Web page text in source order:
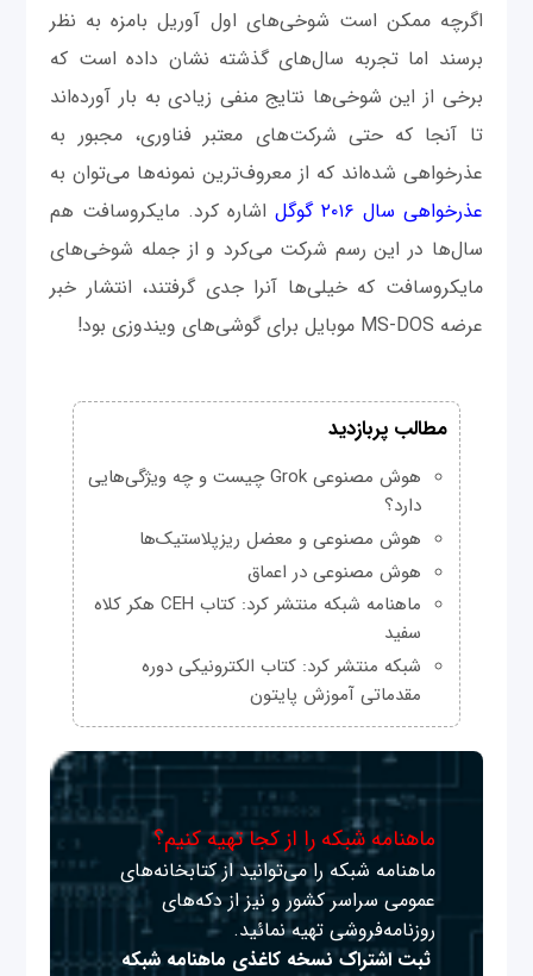
اگرچه ممکن است شوخی‌های اول آوریل بامزه به نظر
برسند اما تجربه سال‌های گذشته نشان داده است که
برخی از این شوخی‌ها نتایج منفی زیادی به بار آورده‌اند
تا آنجا که حتی شرکت‌های معتبر فناوری، مجبور به
عذرخواهی شده‌اند که از معروف‌ترین نمونه‌‌ها می‌توان به
عذرخواهی سال ۲۰۱۶ گوگل
اشاره کرد. مایکروسافت هم
سال‌ها در این رسم شرکت می‌کرد و از جمله شوخی‌های
مایکروسافت که خیلی‌ها آنرا جدی گرفتند، انتشار خبر
عرضه MS-DOS موبایل برای گوشی‌های ویندوزی بود!
مطالب پربازدید
هوش مصنوعی Grok چیست و چه ویژگی‌هایی
دارد؟
هوش مصنوعی و معضل ریزپلاستیک‌ها
هوش مصنوعی در اعماق
ماهنامه شبکه منتشر کرد: کتاب CEH هکر کلاه
سفید
شبکه منتشر کرد: کتاب الکترونیکی دوره
مقدماتی آموزش پایتون
ماهنامه شبکه را از کجا تهیه کنیم؟
ماهنامه شبکه را می‌توانید از کتابخانه‌های
عمومی سراسر کشور و نیز از دکه‌های
روزنامه‌فروشی تهیه نمائید.
ثبت اشتراک نسخه کاغذی ماهنامه شبکه